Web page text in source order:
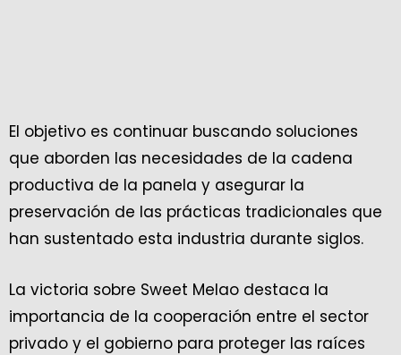
El objetivo es continuar buscando soluciones
que aborden las necesidades de la cadena
productiva de la panela y asegurar la
preservación de las prácticas tradicionales que
han sustentado esta industria durante siglos.
La victoria sobre Sweet Melao destaca la
importancia de la cooperación entre el sector
privado y el gobierno para proteger las raíces